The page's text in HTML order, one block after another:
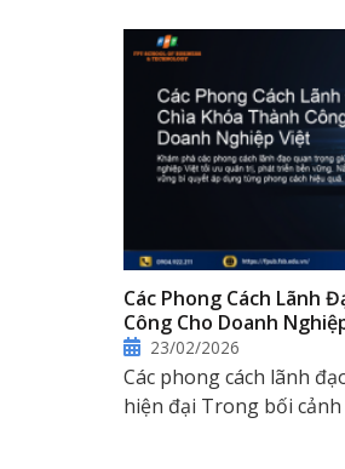
Các Phong Cách Lãnh
Công Cho Doanh
23/02/2026
Các phong cách lãnh
hiện đại Trong bối cảnh